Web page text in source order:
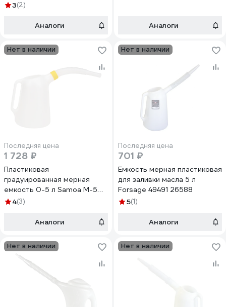
3(2)
Аналоги Аналоги
Нет в наличии
Последняя цена
1 728 ₽
Пластиковая
градуированная мерная
емкость 0-5 л Samoa M-5
PLASTIC MEASURER 675005
4(3)
Аналоги
Нет в наличии
Последняя цена
701 ₽
Емкость мерная пластиковая
для заливки масла 5 л
Forsage 49491 26588
5(1)
Аналоги
Нет в наличии Нет в наличии